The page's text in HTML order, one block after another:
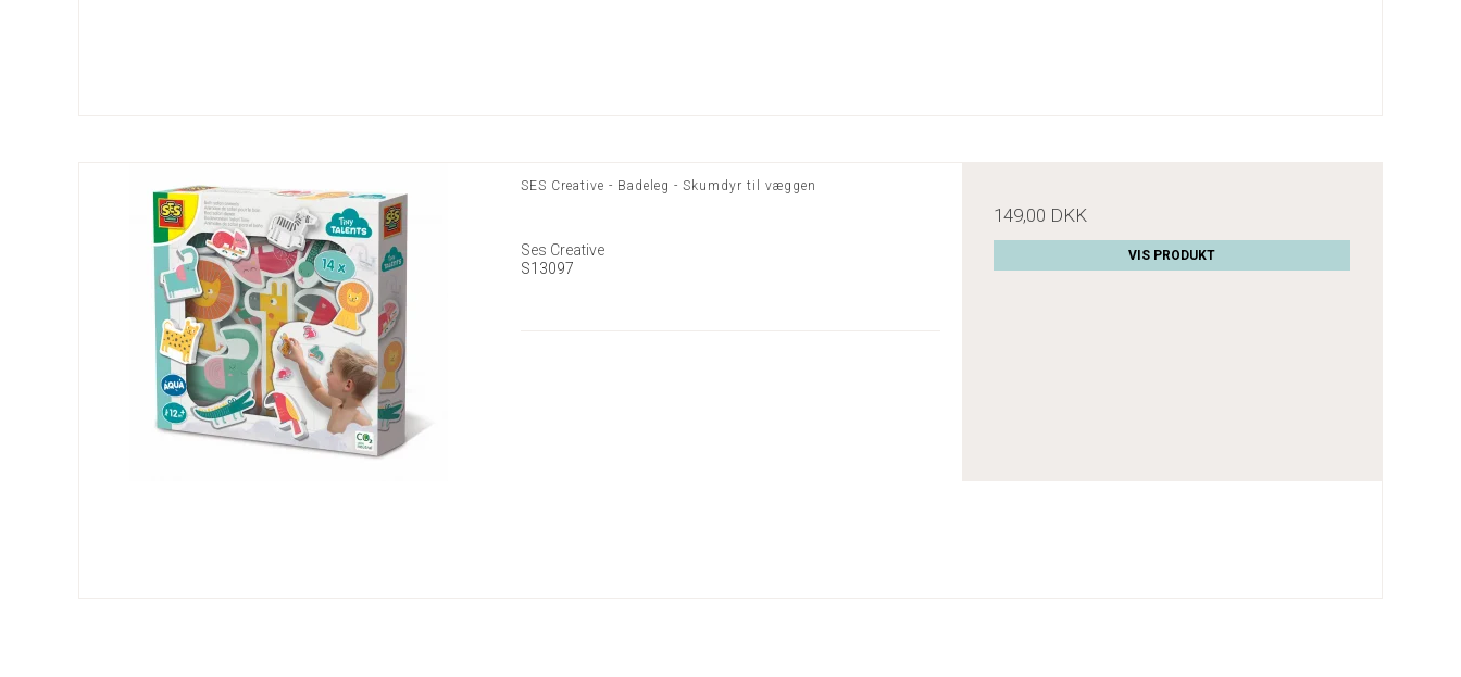
SES Creative - Badeleg - Skumdyr til væggen
Ses Creative
S13097
149,00 DKK
VIS PRODUKT